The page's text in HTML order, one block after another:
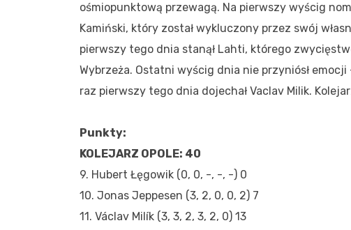
ośmiopunktową przewagą. Na pierwszy wyścig
Kamiński, który został wykluczony przez swój
pierwszy tego dnia stanął Lahti, którego
Wybrzeża. Ostatni wyścig dnia nie przyniósł
raz pierwszy tego dnia dojechał Vaclav Milik.
Punkty:
KOLEJARZ OPOLE: 40
9. Hubert Łęgowik (0, 0, -, -, -) 0
10. Jonas Jeppesen (3, 2, 0, 0, 2) 7
11. Václav Milík (3, 3, 2, 3, 2, 0) 13